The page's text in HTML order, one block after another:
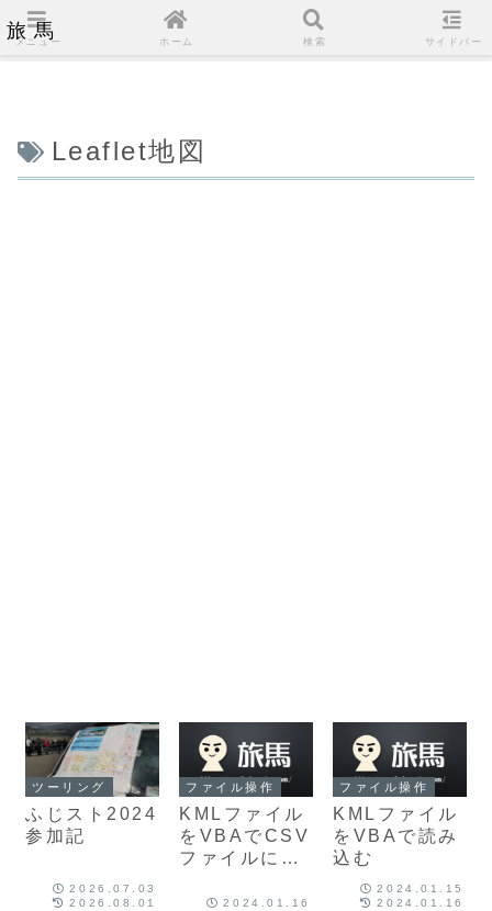
旅馬
Leaflet地図
ツーリング
ふじスト2024
参加記
2026.07.03
2026.08.01
ファイル操作
KMLファイル
をVBAでCSV
ファイルに変
2024.01.16
ファイル操作
KMLファイル
をVBAで読み
込む
2024.01.15
2024.01.16
メニュー ホーム 検索 サイドバー